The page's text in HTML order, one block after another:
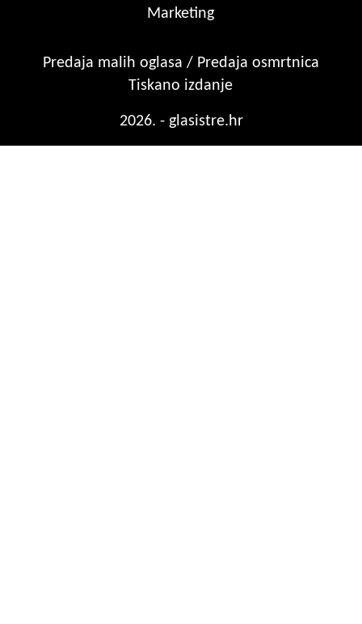
Marketing
Predaja malih oglasa / Predaja osmrtnica
Tiskano izdanje
2026. - glasistre.hr